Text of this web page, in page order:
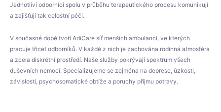
Jednotliví odborníci spolu v průběhu terapeutického procesu komunikují
a zajišťují tak celostní péči.
V současné době tvoří AdiCare síť menších ambulancí, ve kterých
pracuje třicet odborníků. V každé z nich je zachována rodinná atmosféra
a zcela diskrétní prostředí. Naše služby pokrývají spektrum všech
duševních nemocí. Specializujeme se zejména na deprese, úzkosti,
závislosti, psychosomatické obtíže a poruchy příjmu potravy.